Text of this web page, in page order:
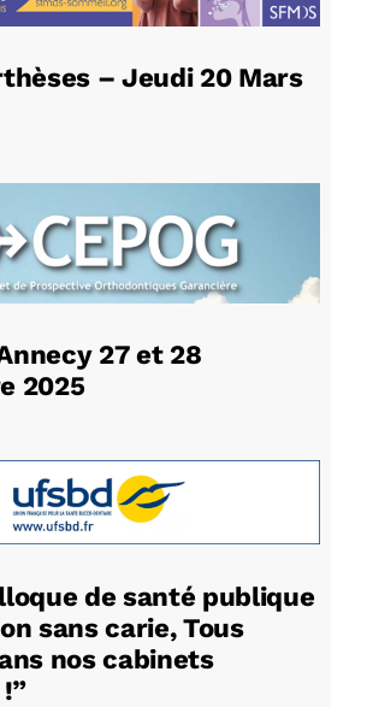
– Jeudi 20 Mars
27 et 28
2025
de santé publique
sans carie, Tous
nos cabinets